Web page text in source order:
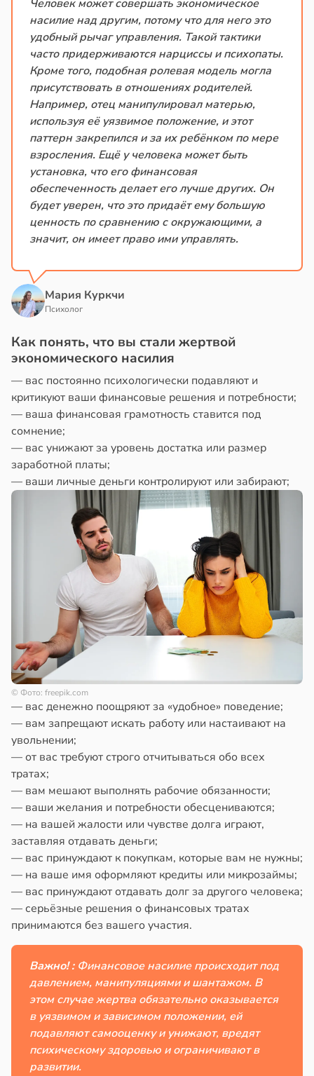
Человек может совершать экономическое
насилие над другим, потому что для него это
удобный рычаг управления. Такой тактики
часто придерживаются нарциссы и психопаты.
Кроме того, подобная ролевая модель могла
присутствовать в отношениях родителей.
Например, отец манипулировал матерью,
используя её уязвимое положение, и этот
паттерн закрепился и за их ребёнком по мере
взросления. Ещё у человека может быть
установка, что его финансовая
обеспеченность делает его лучше других. Он
будет уверен, что это придаёт ему большую
ценность по сравнению с окружающими, а
значит, он имеет право ими управлять.
Мария Куркчи
Психолог
Как понять, что вы стали жертвой
экономического насилия
— вас постоянно психологически подавляют и
критикуют ваши финансовые решения и потребности;
— ваша финансовая грамотность ставится под
сомнение;
— вас унижают за уровень достатка или размер
заработной платы;
— ваши личные деньги контролируют или забирают;
© Фото: freepik.com
— вас денежно поощряют за «удобное» поведение;
— вам запрещают искать работу или настаивают на
увольнении;
— от вас требуют строго отчитываться обо всех
тратах;
— вам мешают выполнять рабочие обязанности;
— ваши желания и потребности обесцениваются;
— на вашей жалости или чувстве долга играют,
заставляя отдавать деньги;
— вас принуждают к покупкам, которые вам не нужны;
— на ваше имя оформляют кредиты или микрозаймы;
— вас принуждают отдавать долг за другого человека;
— серьёзные решения о финансовых тратах
принимаются без вашего участия.
Важно! : Финансовое насилие происходит под
давлением, манипуляциями и шантажом. В
этом случае жертва обязательно оказывается
в уязвимом и зависимом положении, ей
подавляют самооценку и унижают, вредят
психическому здоровью и ограничивают в
развитии.